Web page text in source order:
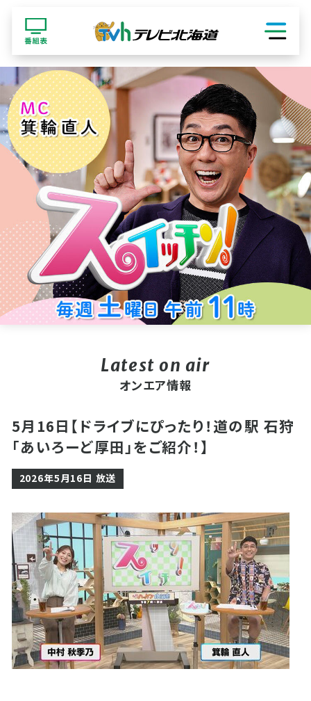
オンエア情報
5月16日【ドライブにぴったり！道の駅 石狩
「あいろーど厚田」をご紹介！】
2026年5月16日 放送